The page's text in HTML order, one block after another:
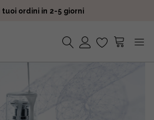
tuoi ordini in 2-5 giorni
15% di sconto e spedizione gratuita
i tuoi ordini in 2-5 giorni